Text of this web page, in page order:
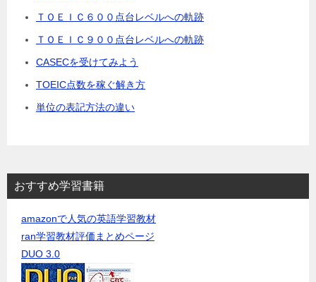
ＴＯＥＩＣ６００点台レベルへの軌跡
ＴＯＥＩＣ９００点台レベルへの軌跡
CASECを受けてみよう
TOEIC点数を稼ぐ解き方
単位の表記方法の違い
おすすめ学習書籍
amazonで人気の英語学習教材
ran学習教材評価まとめページ
DUO 3.0